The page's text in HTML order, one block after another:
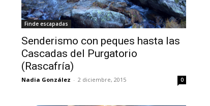
Finde escapadas
Senderismo con peques hasta las
Cascadas del Purgatorio
(Rascafría)
Nadia González - 2 diciembre, 2015 0